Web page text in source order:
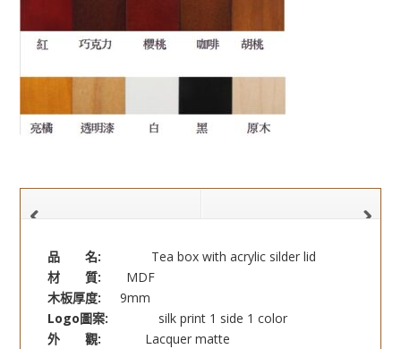
品 名: Tea box with acrylic silder lid
材 質: MDF
木板厚度: 9mm
Logo圖案: silk print 1 side 1 color
外 觀: Lacquer matte